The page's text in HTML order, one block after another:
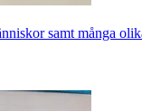
samt många